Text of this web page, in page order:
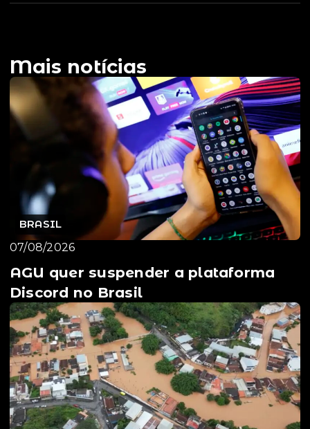
Mais notícias
BRASIL
07/08/2026
AGU quer suspender a plataforma
Discord no Brasil